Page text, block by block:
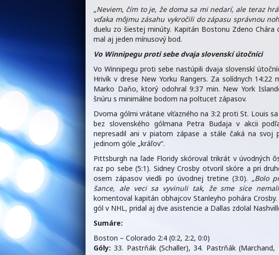
„Neviem, čím to je, že doma sa mi nedarí, ale teraz
vďaka môjmu zásahu vykročili do zápasu správnou
duelu zo šiestej minúty. Kapitán Bostonu Zdeno
mal aj jeden mínusový bod.
Vo Winnipegu proti sebe dvaja slovenskí útočníci
Vo Winnipegu proti sebe nastúpili dvaja slovenskí
Hrivík v drese New Yorku Rangers. Za solídnych
Marko Daňo, ktorý odohral 9:37 min. New York
šnúru s minimálne bodom na poltucet zápasov.
Dvoma gólmi vrátane víťazného na 3:2 proti St. Louis
bez slovenského gólmana Petra Budaja v akcii
nepresadil ani v piatom zápase a stále čaká na svoj
jedinom góle „kráľov“.
Pittsburgh na ľade Floridy skóroval trikrát v úvodných
raz po sebe (5:1). Sidney Crosby otvoril skóre a pri
osem zápasov viedli po úvodnej tretine (3:0). „Bolo
šance, ale veci sa vyvinuli tak, že sme síce
komentoval kapitán obhajcov Stanleyho pohára
gól v NHL, pridal aj dve asistencie a Dallas zdolal
Sumáre:
Boston – Colorado 2:4 (0:2, 2:2, 0:0)
Góly:33. Pastrňák (Schaller), 34. Pastrňák